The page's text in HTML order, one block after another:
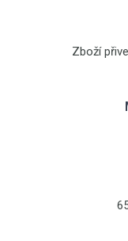
Zboží